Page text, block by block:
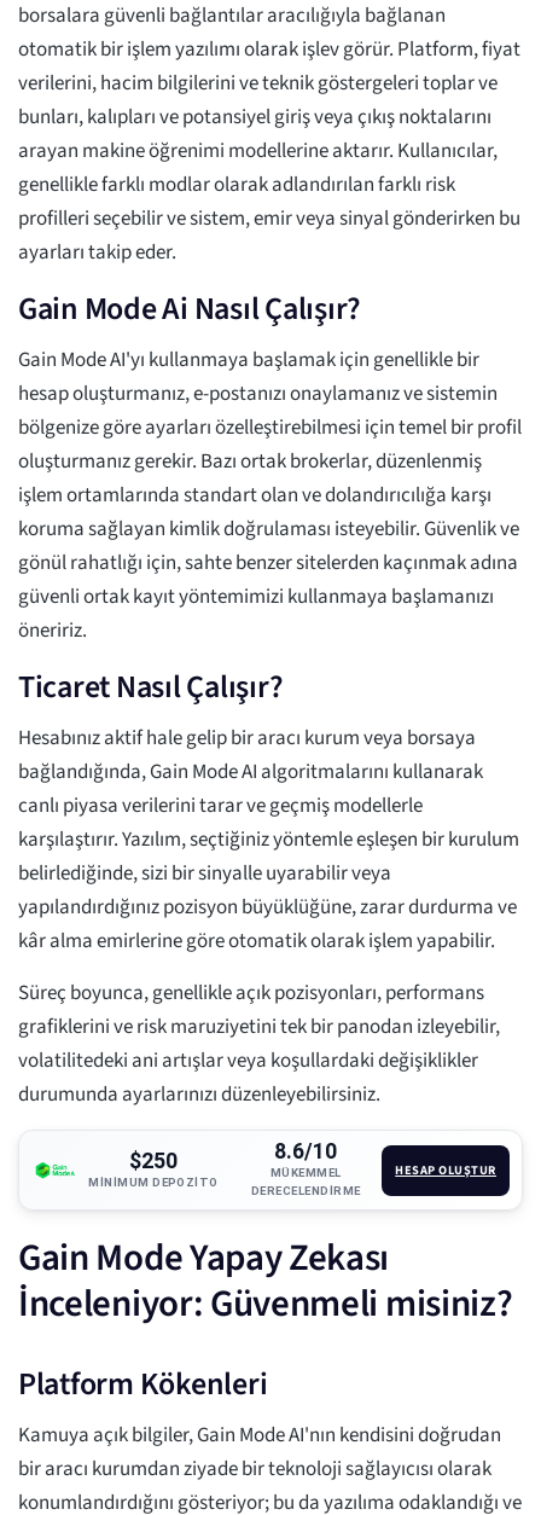
borsalara güvenli bağlantılar aracılığıyla bağlanan
otomatik bir işlem yazılımı olarak işlev görür. Platform, fiyat
verilerini, hacim bilgilerini ve teknik göstergeleri toplar ve
bunları, kalıpları ve potansiyel giriş veya çıkış noktalarını
arayan makine öğrenimi modellerine aktarır. Kullanıcılar,
genellikle farklı modlar olarak adlandırılan farklı risk
profilleri seçebilir ve sistem, emir veya sinyal gönderirken bu
ayarları takip eder.
Gain Mode Ai Nasıl Çalışır?
Gain Mode AI'yı kullanmaya başlamak için genellikle bir
hesap oluşturmanız, e-postanızı onaylamanız ve sistemin
bölgenize göre ayarları özelleştirebilmesi için temel bir profil
oluşturmanız gerekir. Bazı ortak brokerlar, düzenlenmiş
işlem ortamlarında standart olan ve dolandırıcılığa karşı
koruma sağlayan kimlik doğrulaması isteyebilir. Güvenlik ve
gönül rahatlığı için, sahte benzer sitelerden kaçınmak adına
güvenli ortak kayıt yöntemimizi kullanmaya başlamanızı
öneririz.
Ticaret Nasıl Çalışır?
Hesabınız aktif hale gelip bir aracı kurum veya borsaya
bağlandığında, Gain Mode AI algoritmalarını kullanarak
canlı piyasa verilerini tarar ve geçmiş modellerle
karşılaştırır. Yazılım, seçtiğiniz yöntemle eşleşen bir kurulum
belirlediğinde, sizi bir sinyalle uyarabilir veya
yapılandırdığınız pozisyon büyüklüğüne, zarar durdurma ve
kâr alma emirlerine göre otomatik olarak işlem yapabilir.
Süreç boyunca, genellikle açık pozisyonları, performans
grafiklerini ve risk maruziyetini tek bir panodan izleyebilir,
volatilitedeki ani artışlar veya koşullardaki değişiklikler
durumunda ayarlarınızı düzenleyebilirsiniz.
$250
MINIMUM DEPOZITO
8.6/10
MÜKEMMEL
DERECELENDIRME
HESAP OLUŞTUR
Gain Mode Yapay Zekası
İnceleniyor: Güvenmeli misiniz?
Platform Kökenleri
Kamuya açık bilgiler, Gain Mode AI'nın kendisini doğrudan
bir aracı kurumdan ziyade bir teknoloji sağlayıcısı olarak
konumlandırdığını gösteriyor; bu da yazılıma odaklandığı ve